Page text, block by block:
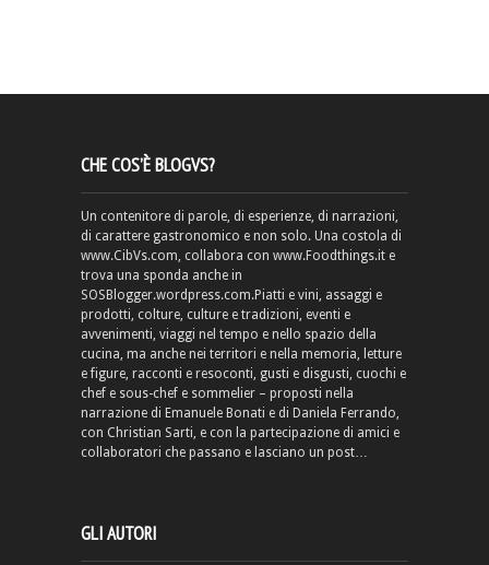
CHE COS’È BLOGVS?
Un contenitore di parole, di esperienze, di narrazioni,
di carattere gastronomico e non solo. Una costola di
www.CibVs.com, collabora con www.Foodthings.it e
trova una sponda anche in
SOSBlogger.wordpress.com.Piatti e vini, assaggi e
prodotti, colture, culture e tradizioni, eventi e
avvenimenti, viaggi nel tempo e nello spazio della
cucina, ma anche nei territori e nella memoria, letture
e figure, racconti e resoconti, gusti e disgusti, cuochi e
chef e sous-chef e sommelier – proposti nella
narrazione di Emanuele Bonati e di Daniela Ferrando,
con Christian Sarti, e con la partecipazione di amici e
collaboratori che passano e lasciano un post…
GLI AUTORI